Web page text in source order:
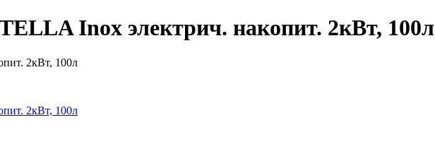
Inox электрич. накопит. 2кВт, 100л